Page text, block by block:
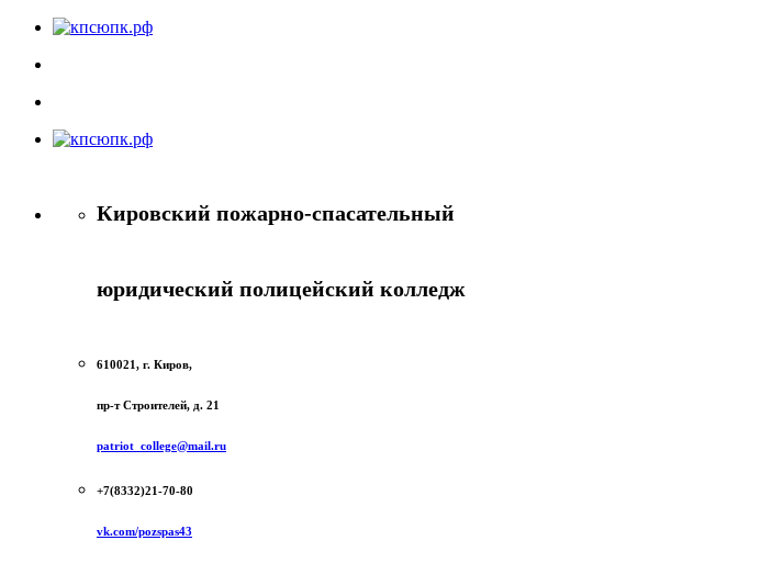
Кировский пожарно-спасательный
юридический полицейский колледж
610021, г. Киров,
пр-т Строителей, д. 21
patriot_college@mail.ru
+7(8332)21-70-80
vk.com/pozspas43